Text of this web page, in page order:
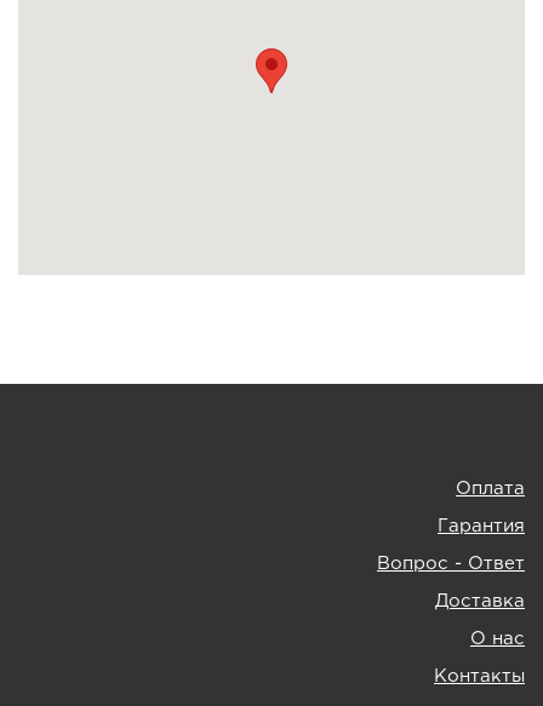
Оплата
Гарантия
Вопрос - Ответ
Доставка
О нас
Контакты